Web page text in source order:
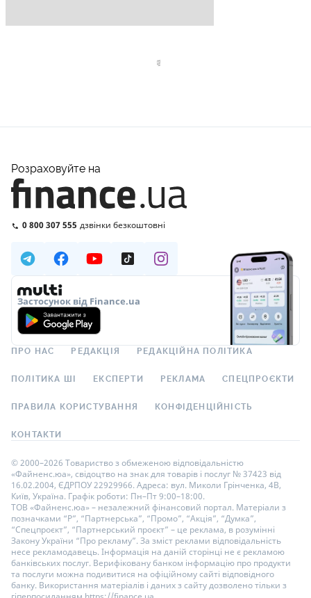
Розраховуйте на
0 800 307 555 дзвінки безкоштовні
Застосунок від Finance.ua
ПРО НАС РЕДАКЦІЯ РЕДАКЦІЙНА ПОЛІТИКА
ПОЛІТИКА ШІ ЕКСПЕРТИ РЕКЛАМА СПЕЦПРОЄКТИ
ПРАВИЛА КОРИСТУВАННЯ КОНФІДЕНЦІЙНІСТЬ
КОНТАКТИ
© 2000–2026 Товариство з обмеженою відповідальністю
«Файненс.юа», свідоцтво на знак для товарів і послуг № 37423 від
16.02.2004, ЄДРПОУ 22929966. Адреса: вул. Миколи Грінченка, 4В,
Київ, Україна. Графік роботи: Пн–Пт 9:00–18:00.
ТОВ «Файненс.юа» – незалежний фінансовий портал. Матеріали з
позначками “Р”, “Партнерська”, “Промо”, “Акція”, “Думка”,
“Спецпроєкт”, “Партнерський проєкт” – це реклама, в розумінні
Закону України “Про рекламу”. За зміст реклами відповідальність
несе рекламодавець. Інформація на даній сторінці не є рекламою
банківських послуг. Верифіковану банком інформацію про продукти
та послуги можна подивитися на офіційному сайті відповідного
банку. Використання матеріалів і даних з сайту дозволено тільки з